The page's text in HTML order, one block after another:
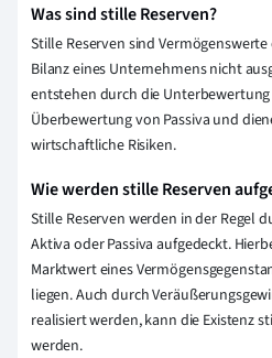
Was sind stille Reserven?
Stille Reserven sind
Bilanz eines Unternehmens nicht
entstehen durch die
Überbewertung von Passiva und
wirtschaftliche Risiken.
Wie werden stille Reserven
Stille Reserven werden in der Regel
Aktiva oder Passiva aufgedeckt.
Marktwert eines
liegen. Auch durch
realisiert werden, kann die Existenz
werden.